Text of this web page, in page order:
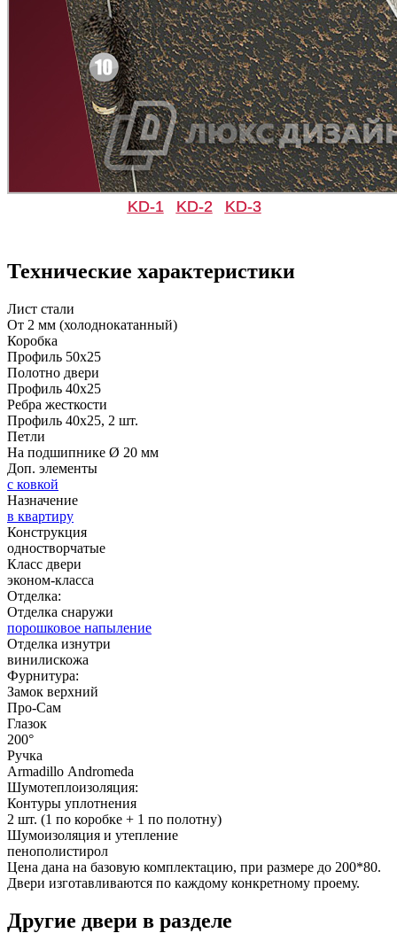
KD-1 KD-2 KD-3
Технические характеристики
Лист стали
От 2 мм (холоднокатанный)
Коробка
Профиль 50х25
Полотно двери
Профиль 40х25
Ребра жесткости
Профиль 40х25, 2 шт.
Петли
На подшипнике Ø 20 мм
Доп. элементы
с ковкой
Назначение
в квартиру
Конструкция
одностворчатые
Класс двери
эконом-класса
Отделка:
Отделка снаружи
порошковое напыление
Отделка изнутри
винилискожа
Фурнитура:
Замок верхний
Про-Сам
Глазок
200°
Ручка
Armadillo Аndromeda
Шумотеплоизоляция:
Контуры уплотнения
2 шт. (1 по коробке + 1 по полотну)
Шумоизоляция и утепление
пенополистирол
Цена дана на базовую комплектацию, при размере до 200*80.
Двери изготавливаются по каждому конкретному проему.
Другие двери в разделе